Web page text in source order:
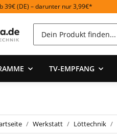
39€ (DE) – darunter nur 3,99€*
TV-EMPFANG
Werkstatt Löttechnik